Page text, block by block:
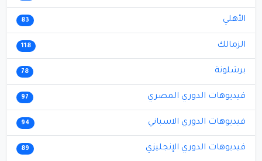
الأهلي 83
الزمالك 118
برشلونة 78
فيديوهات الدوري المصري 97
فيديوهات الدوري الاسباني 94
فيديوهات الدوري الإنجليزي 89